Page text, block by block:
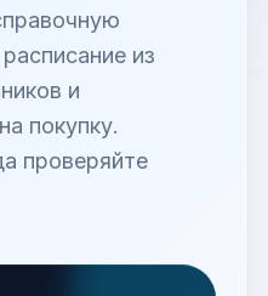
из
и
покупку.
проверяйте